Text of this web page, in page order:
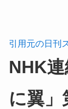
引用元の日刊
NHK
に翼」